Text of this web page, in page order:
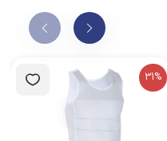
31%